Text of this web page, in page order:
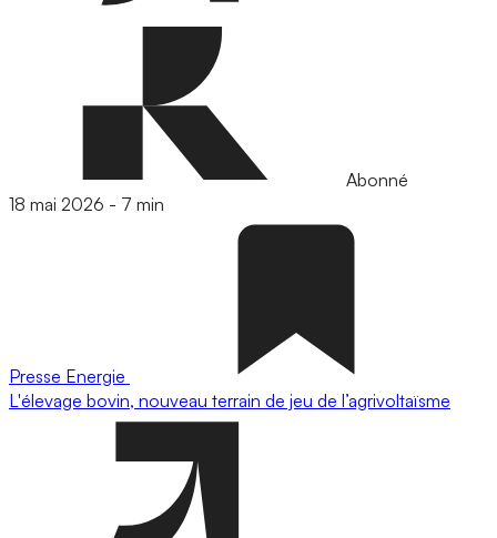
Abonné
18 mai 2026 - 7 min
Presse Energie
L'élevage bovin, nouveau terrain de jeu de l’agrivoltaïsme